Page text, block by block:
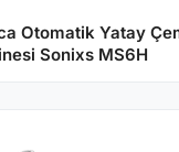
Otomatik Yatay
Sonixs MS6H